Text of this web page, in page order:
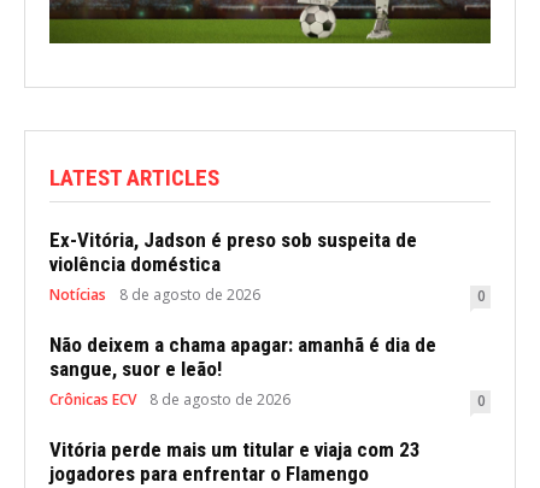
LATEST ARTICLES
Ex-Vitória, Jadson é preso sob suspeita de
violência doméstica
Notícias 8 de agosto de 2026 0
Não deixem a chama apagar: amanhã é dia de
sangue, suor e leão!
Crônicas ECV 8 de agosto de 2026 0
Vitória perde mais um titular e viaja com 23
jogadores para enfrentar o Flamengo